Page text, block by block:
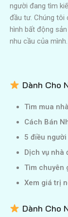
người đang tìm
đầu tư. Chúng tôi
hình bất động
nhu cầu của mình.
Dành Cho
Tìm mua
Cách Bán
5 điều
Dịch vụ nhà
Tìm chuyên
Xem giá trị
Dành Cho